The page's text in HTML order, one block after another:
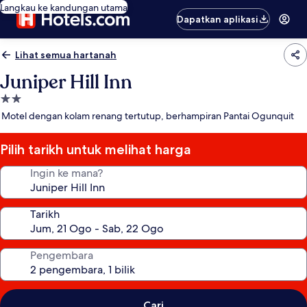
Langkau ke kandungan utama
Dapatkan aplikasi
Lihat semua hartanah
Juniper Hill Inn
Hartanah
2.0
Motel dengan kolam renang tertutup, berhampiran Pantai Ogunquit
Pilih tarikh untuk melihat harga
Ingin ke mana?
Tarikh
Pengembara